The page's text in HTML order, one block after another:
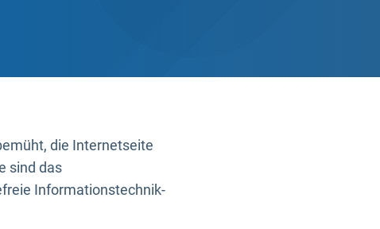
die Internetseite
sind das
Informationstechnik-